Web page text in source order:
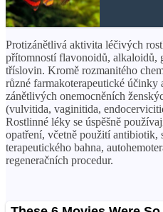
Protizánětlivá aktivita léčivých
přítomností flavonoidů, alkaloidů,
tříslovin. Kromě rozmanitého
různé farmakoterapeutické účinky
zánětlivých onemocněních
(vulvitida, vaginitida,
Rostlinné léky se úspěšně
opatření, včetně použití antibiotik,
terapeutického bahna,
regeneračních procedur.